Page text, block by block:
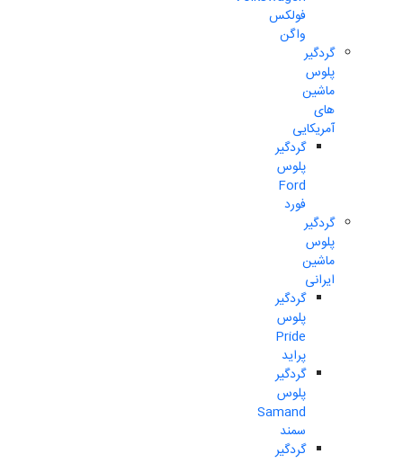
فولکس
واگن
گردگیر
پلوس
ماشین
های
آمریکایی
گردگیر
پلوس
Ford
فورد
گردگیر
پلوس
ماشین
ایرانی
گردگیر
پلوس
Pride
پراید
گردگیر
پلوس
Samand
سمند
گردگیر